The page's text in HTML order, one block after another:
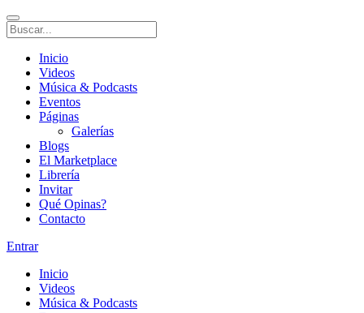
Inicio
Videos
Música & Podcasts
Eventos
Páginas
Galerías
Blogs
El Marketplace
Librería
Invitar
Qué Opinas?
Contacto
Entrar
Inicio
Videos
Música & Podcasts